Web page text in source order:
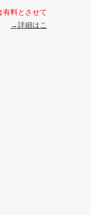
料とさせて
→詳細はこ